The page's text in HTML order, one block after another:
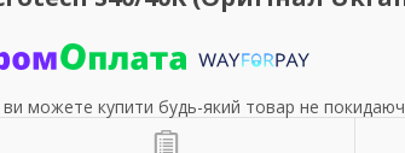
ви можете купити будь-який товар не